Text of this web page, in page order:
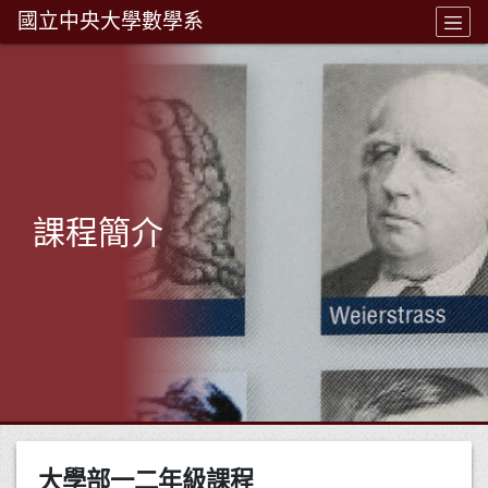
國立中央大學數學系
課程簡介
大學部一二年級課程